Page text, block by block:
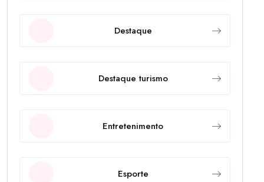
Destaque
Destaque turismo
Entretenimento
Esporte